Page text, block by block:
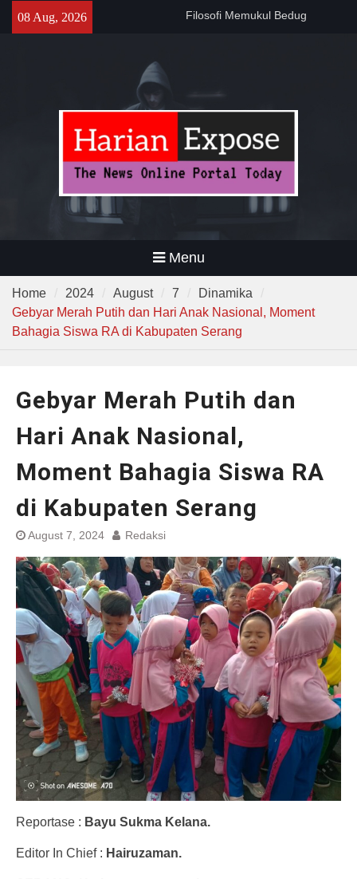
08 Aug, 2026
141 Tahun Stasiun Slawi : “Dari
Narkoba di Sekolah Kebayoran
Lama, DPR Minta Diusut
Tuntas
Menu
Home 2024 August 7
Dinamika
Gebyar Merah Putih dan Hari Anak Nasional, Moment
Bahagia Siswa RA di Kabupaten Serang
Gebyar Merah Putih dan
Hari Anak Nasional,
Moment Bahagia Siswa RA
di Kabupaten Serang
August 7, 2024 Redaksi
Reportase : Bayu Sukma Kelana.
Editor In Chief : Hairuzaman.